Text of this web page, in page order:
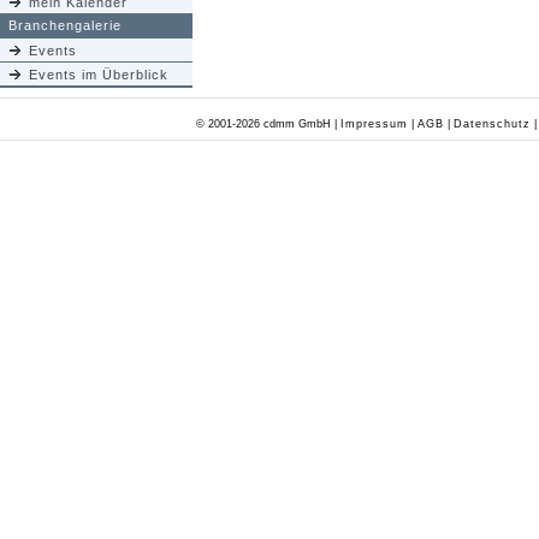
Branchengalerie
Events
Events im Überblick
© 2001-2026 cdmm GmbH | Impressum AGB Datenschutz